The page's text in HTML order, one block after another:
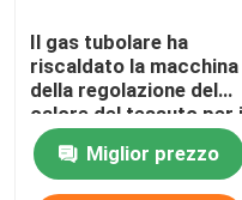
Il gas tubolare ha
riscaldato la macchina
della regolazione del
calore del tessuto per i
tessuti
dell'asciugamano
2200mm
Miglior prezzo